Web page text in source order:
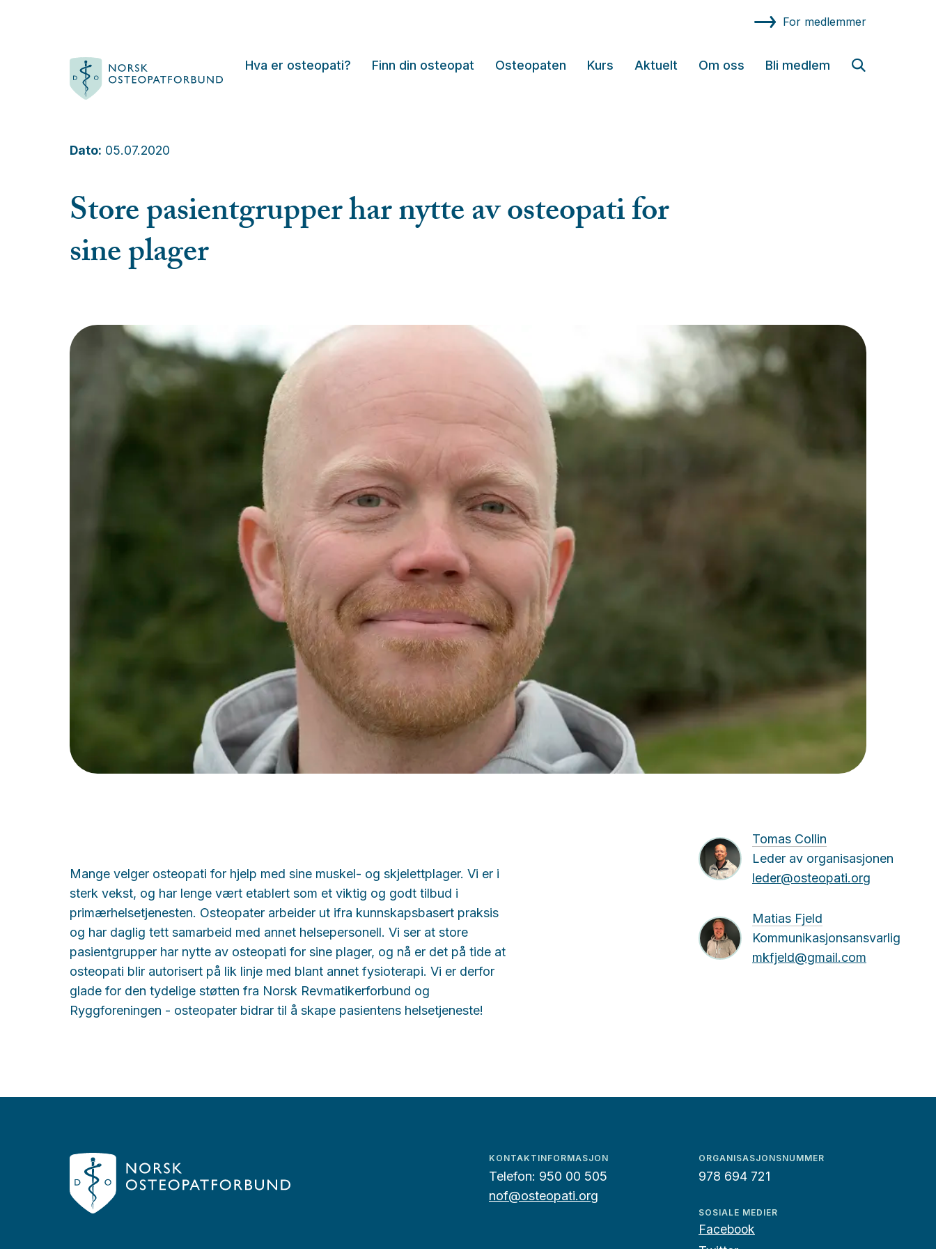
For medlemmer
Hva er osteopati? Finn din osteopat Osteopaten Kurs Aktuelt Om oss Bli medlem
Dato: 05.07.2020
​Store pasientgrupper har nytte av osteopati for
sine plager
Mange velger osteopati for hjelp med sine muskel- og skjelettplager. Vi er i
sterk vekst, og har lenge vært etablert som et viktig og godt tilbud i
primærhelsetjenesten. Osteopater arbeider ut ifra kunnskapsbasert praksis
og har daglig tett samarbeid med annet helsepersonell. Vi ser at store
pasientgrupper har nytte av osteopati for sine plager, og nå er det på tide at
osteopati blir autorisert på lik linje med blant annet fysioterapi. Vi er derfor
glade for den tydelige støtten fra Norsk Revmatikerforbund og
Ryggforeningen - osteopater bidrar til å skape pasientens helsetjeneste!
Tomas Collin
Leder av organisasjonen
leder@osteopati.org
Matias Fjeld
Kommunikasjonsansvarlig
mkfjeld@gmail.com
KONTAKTINFORMASJON
Telefon: 950 00 505
nof@osteopati.org
ORGANISASJONSNUMMER
978 694 721
SOSIALE MEDIER
Facebook